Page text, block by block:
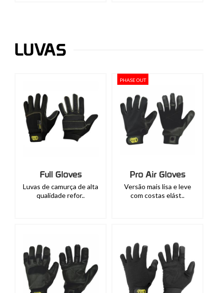
LUVAS
Full Gloves
Luvas de camurça de alta
qualidade refor..
PHASE OUT
Pro Air Gloves
Versão mais lisa e leve
com costas elást..